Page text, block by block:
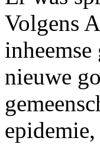
Volgens
nieuwe